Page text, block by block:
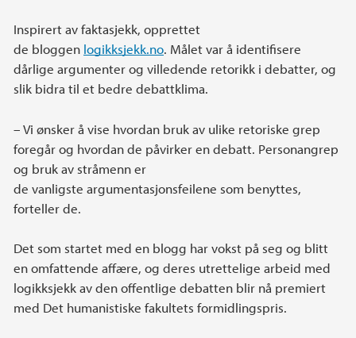
Inspirert av faktasjekk, opprettet
de bloggen logikksjekk.no. Målet var å identifisere
dårlige argumenter og villedende retorikk i debatter, og
slik bidra til et bedre debattklima.
– Vi ønsker å vise hvordan bruk av ulike retoriske grep
foregår og hvordan de påvirker en debatt. Personangrep
og bruk av stråmenn er
de vanligste argumentasjonsfeilene som benyttes,
forteller de.
Det som startet med en blogg har vokst på seg og blitt
en omfattende affære, og deres utrettelige arbeid med
logikksjekk av den offentlige debatten blir nå premiert
med Det humanistiske fakultets formidlingspris.